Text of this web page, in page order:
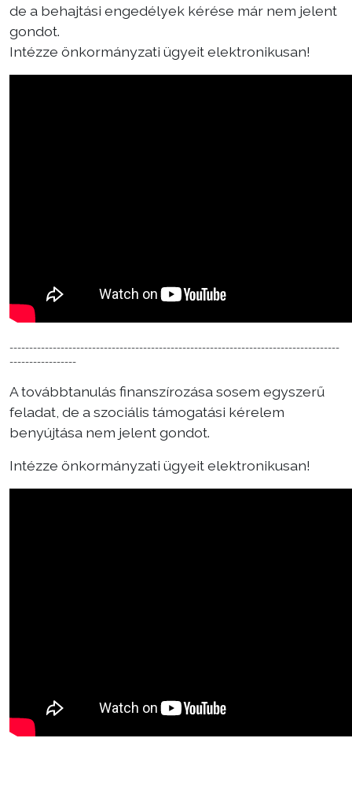
de a behajtási engedélyek kérése már nem jelent
gondot.
Intézze önkormányzati ügyeit elektronikusan!
------------------------------------------------------------------------------------
-----------------
A továbbtanulás finanszírozása sosem egyszerű
feladat, de a szociális támogatási kérelem
benyújtása nem jelent gondot.
Intézze önkormányzati ügyeit elektronikusan!